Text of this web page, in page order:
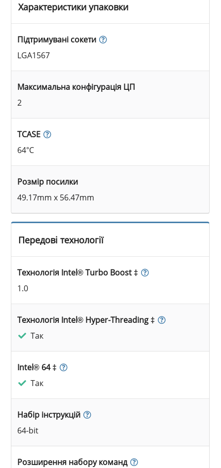
Характеристики упаковки
Підтримувані сокети
LGA1567
Максимальна конфігурація ЦП
2
TCASE
64°C
Розмір посилки
49.17mm x 56.47mm
Передові технології
Технологія Intel® Turbo Boost ‡
1.0
Технологія Intel® Hyper-Threading ‡
Так
Intel® 64 ‡
Так
Набір інструкцій
64-bit
Розширення набору команд